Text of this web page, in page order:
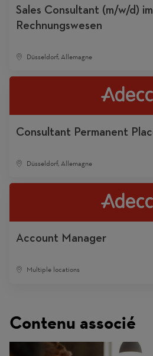
Sales Consultant (m/w/d)
Rechnungswesen
Düsseldorf, Allemagne
Consultant Permanent
Düsseldorf, Allemagne
Account Manager
Multiple locations
Contenu associé